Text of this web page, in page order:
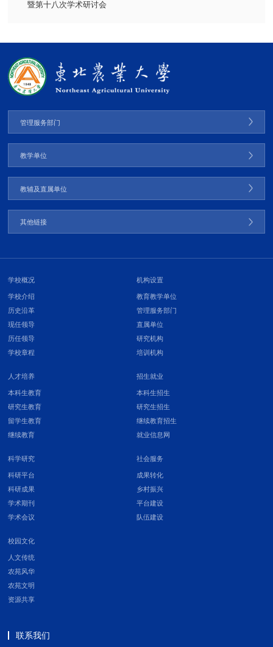
暨第十八次学术研讨会
管理服务部门
教学单位
教辅及直属单位
其他链接
学校概况
学校介绍
历史沿革
现任领导
历任领导
学校章程
机构设置
教育教学单位
管理服务部门
直属单位
研究机构
培训机构
人才培养
本科生教育
研究生教育
留学生教育
继续教育
招生就业
本科生招生
研究生招生
继续教育招生
就业信息网
科学研究
科研平台
科研成果
学术期刊
学术会议
社会服务
成果转化
乡村振兴
平台建设
队伍建设
校园文化
人文传统
农苑风华
农苑文明
资源共享
联系我们